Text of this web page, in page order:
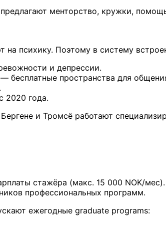
менторство, кружки,
на психику. Поэтому в систему
и депрессии.
бесплатные пространства для
2020 года.
и Тромсё работают
стажёра (макс. 15 000 NOK/мес).
профессиональных программ.
ежегодные graduate programs: